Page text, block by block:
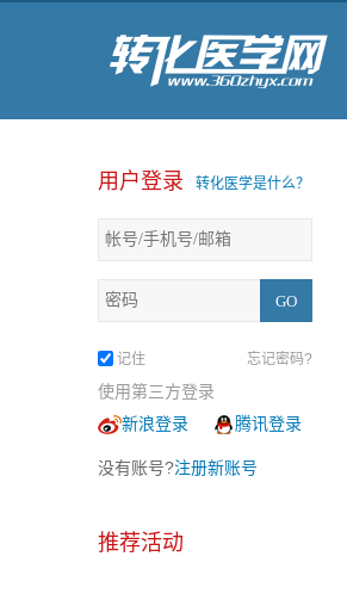
用户登录 转化医学是什么？
记住 忘记密码?
使用第三方登录
新浪登录
腾讯登录
没有账号?注册新账号
推荐活动